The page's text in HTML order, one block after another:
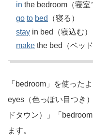
in the bedroom（寝室
go to bed
（寝る）
stay in bed（寝込む）
make the bed（ベッ
「bedroom」を使った
eyes（色っぽい目つき
ドタウン）」「bedroom
ます。